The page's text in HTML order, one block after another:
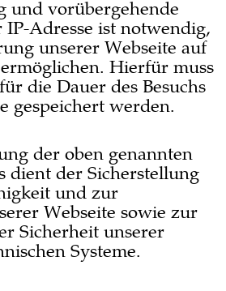
und vorübergehende
IP-Adresse ist notwendig,
unserer Webseite auf
Hierfür muss
die Dauer des Besuchs
gespeichert werden.
der oben genannten
dient der Sicherstellung
und zur
Webseite sowie zur
Sicherheit unserer
Systeme.